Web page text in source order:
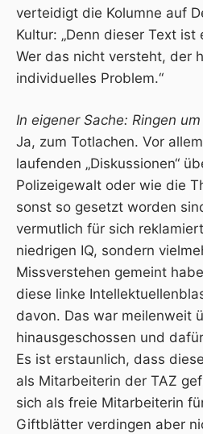
verteidigt die Kolumne auf
Kultur: „Denn dieser Text
Wer das nicht versteht, der
individuelles Problem.“
In eigener Sache: Ringen
Ja, zum Totlachen. Vor
laufenden „Diskussionen“
Polizeigewalt oder wie die
sonst so gesetzt worden
vermutlich für sich
niedrigen IQ, sondern
Missverstehen gemeint
diese linke
davon. Das war meilenweit
hinausgeschossen und
Es ist erstaunlich, dass
als Mitarbeiterin der TAZ
sich als freie Mitarbeiterin
Giftblätter verdingen aber